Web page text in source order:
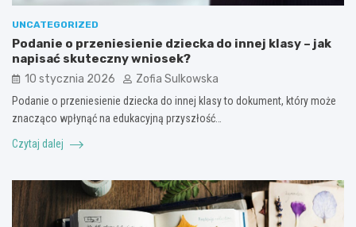
UNCATEGORIZED
Podanie o przeniesienie dziecka do innej klasy – jak
napisać skuteczny wniosek?
10 stycznia 2026 Zofia Sulkowska
Podanie o przeniesienie dziecka do innej klasy to dokument, który może
znacząco wpłynąć na edukacyjną przyszłość…
Czytaj dalej